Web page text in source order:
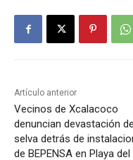
Artículo anterior
Vecinos de Xcalacoco
denuncian devastación de
selva detrás de
de BEPENSA en Playa del